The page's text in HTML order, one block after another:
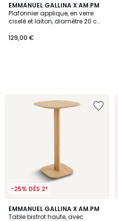
EMMANUEL GALLINA X AM.PM
Plafonnier applique, en verre
ciselé et laiton, diamètre 20 cm,
129,00 €
-25% DÈS 2*
EMMANUEL GALLINA X AM.PM
Table bistrot haute, avec